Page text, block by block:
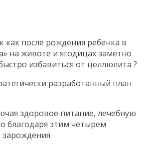
как после рождения ребенка в
на животе и ягодицах заметно
избавиться от целлюлита ?
разработанный план
здоровое питание, лечебную
благодаря этим четырем